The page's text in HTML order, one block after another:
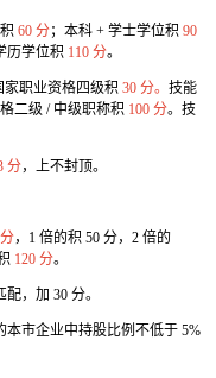
60 分；本科 + 学士学位积 90
历学位积 110 分。
家职业资格四级积 30 分。 技能
二级 / 中级职称积 100 分。技
分，上不封顶。
，1 倍的积 50 分，2 倍的
120 分。
，加 30 分。
本市企业中持股比例不低于 5%